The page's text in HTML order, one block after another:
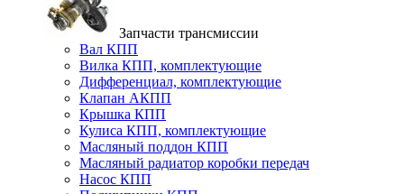
Запчасти трансмиссии
Вал КПП
Вилка КПП, комплектующие
Дифференциал, комплектующие
Клапан АКПП
Крышка КПП
Кулиса КПП, комплектующие
Масляный поддон КПП
Масляный радиатор коробки передач
Насос КПП